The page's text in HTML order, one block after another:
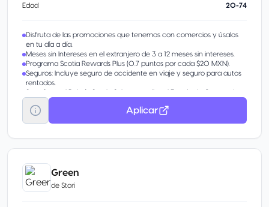
Edad
20-74
Disfruta de las promociones que tenemos con comercios y úsalos
en tu día a día.
Meses sin Intereses en el extranjero de 3 a 12 meses sin intereses.
Programa Scotia Rewards Plus (0.7 puntos por cada $20 MXN).
Seguros: Incluye seguro de accidente en viaje y seguro para autos
rentados.
Suscríbete al Boletín Scotia Select y recibe el Estado de Cuenta de tu
Tarjeta a través de tu correo electrónico.
Aceptada en México y en el extranjero
Tecnología Contactless8 Tus compras ahora son más fáciles, paga
de compra a través de contactless $1,000 pesos. Monto máximo
diario $3,000 pesos. Para compras mayores a $1,000 pesos paga
Aplicar
Green
de Stori